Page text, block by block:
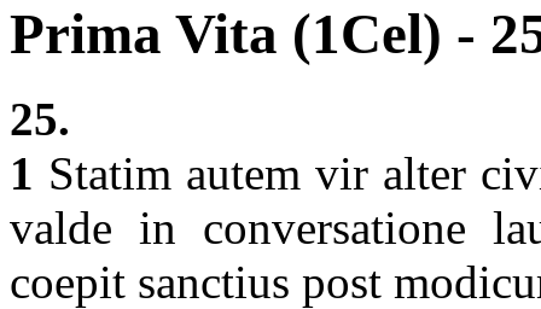
Prima Vita (1Cel) -
25.
1 Statim autem vir alter
valde in conversatione
coepit sanctius post